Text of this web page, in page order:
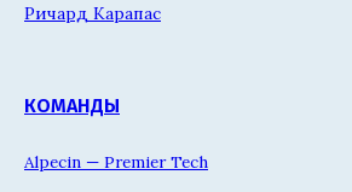
Ричард Карапас
КОМАНДЫ
Alpecin — Premier Tech